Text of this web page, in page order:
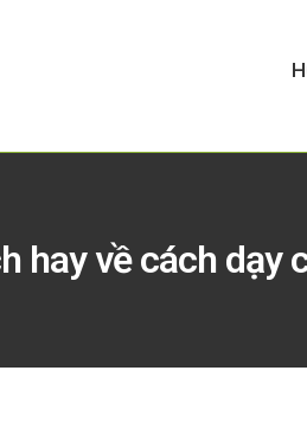
hay về cách dạy